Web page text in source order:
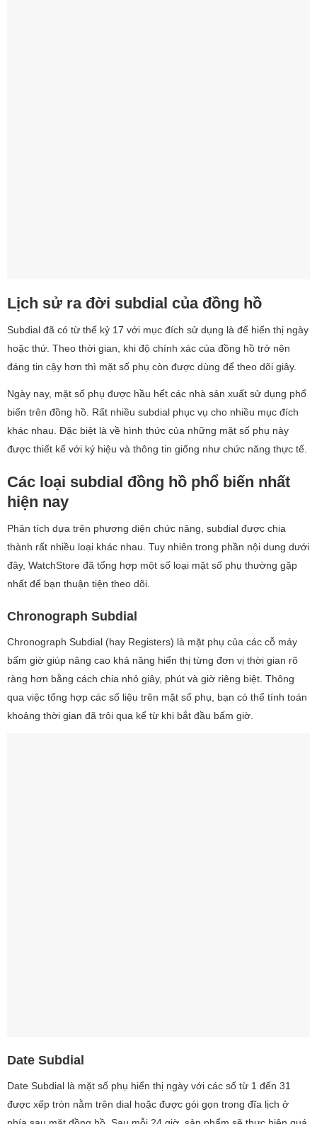
Lịch sử ra đời subdial của đồng hồ
Subdial đã có từ thế kỷ 17 với mục đích sử dụng là để hiển thị ngày
hoặc thứ. Theo thời gian, khi độ chính xác của đồng hồ trở nên
đáng tin cậy hơn thì mặt số phụ còn được dùng để theo dõi giây.
Ngày nay, mặt số phụ được hầu hết các nhà sản xuất sử dụng phổ
biến trên đồng hồ. Rất nhiều subdial phục vụ cho nhiều mục đích
khác nhau. Đặc biệt là về hình thức của những mặt số phụ này
được thiết kế với ký hiệu và thông tin giống như chức năng thực tế.
Các loại subdial đồng hồ phổ biến nhất
hiện nay
Phân tích dựa trên phương diện chức năng, subdial được chia
thành rất nhiều loại khác nhau. Tuy nhiên trong phần nội dung dưới
đây, WatchStore đã tổng hợp một số loại mặt số phụ thường gặp
nhất để bạn thuận tiện theo dõi.
Chronograph Subdial
Chronograph Subdial (hay Registers) là mặt phụ của các cỗ máy
bấm giờ giúp nâng cao khả năng hiển thị từng đơn vị thời gian rõ
ràng hơn bằng cách chia nhỏ giây, phút và giờ riêng biệt. Thông
qua việc tổng hợp các số liệu trên mặt số phụ, bạn có thể tính toán
khoảng thời gian đã trôi qua kể từ khi bắt đầu bấm giờ.
Date Subdial
Date Subdial là mặt số phụ hiển thị ngày với các số từ 1 đến 31
được xếp tròn nằm trên dial hoặc được gói gọn trong đĩa lịch ở